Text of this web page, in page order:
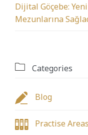
Dijital Göçebe:
Mezunlarına
 Categories
 Blog
 Practise Areas